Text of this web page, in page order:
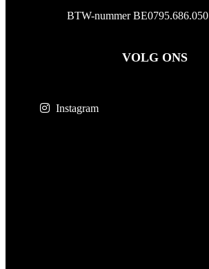
BTW-nummer BE0795.686.050
VOLG ONS
Instagram